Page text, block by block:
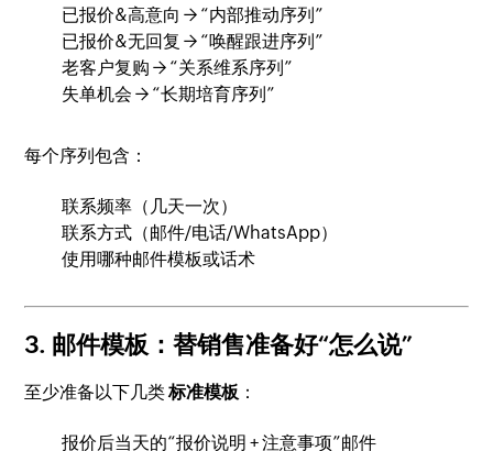
已报价&高意向 → “内部推动序列”
已报价&无回复 → “唤醒跟进序列”
老客户复购 → “关系维系序列”
失单机会 → “长期培育序列”
每个序列包含：
联系频率（几天一次）
联系方式（邮件/电话/WhatsApp）
使用哪种邮件模板或话术
3. 邮件模板：替销售准备好“怎么说”
至少准备以下几类标准模板 ：
报价后当天的“报价说明 + 注意事项”邮件